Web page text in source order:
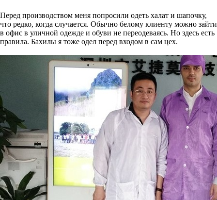
Перед производством меня попросили одеть халат и шапочку,
что редко, когда случается. Обычно белому клиенту можно зайти
в офис в уличной одежде и обуви не переодеваясь. Но здесь есть
правила. Бахилы я тоже одел перед входом в сам цех.